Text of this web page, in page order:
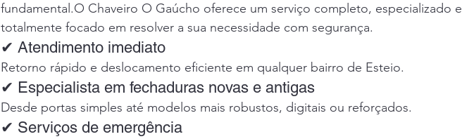
fundamental.O Chaveiro O Gaúcho oferece um serviço completo, especializado e
totalmente focado em resolver a sua necessidade com segurança.
✔ Atendimento imediato
Retorno rápido e deslocamento eficiente em qualquer bairro de Esteio.
✔ Especialista em fechaduras novas e antigas
Desde portas simples até modelos mais robustos, digitais ou reforçados.
✔ Serviços de emergência